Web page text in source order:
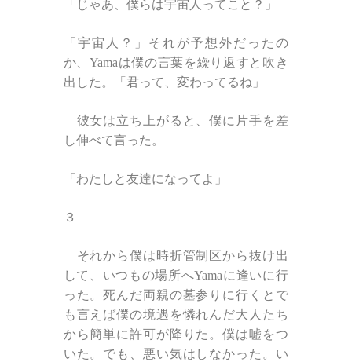
「じゃあ、僕らは宇宙人ってこと？」
「宇宙人？」それが予想外だったの
か、Yamaは僕の言葉を繰り返すと吹き
出した。「君って、変わってるね」
彼女は立ち上がると、僕に片手を差
し伸べて言った。
「わたしと友達になってよ」
３
それから僕は時折管制区から抜け出
して、いつもの場所へYamaに逢いに行
った。死んだ両親の墓参りに行くとで
も言えば僕の境遇を憐れんだ大人たち
から簡単に許可が降りた。僕は嘘をつ
いた。でも、悪い気はしなかった。い